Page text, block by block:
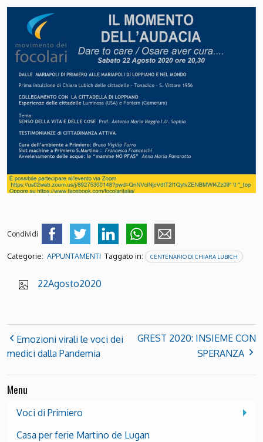
Condividi
Categorie: APPUNTAMENTI Taggato in: CENTENARIO DI CHIARA LUBICH
22Agosto2020
Emozioni virali le voci dei
medici dalla Pandemia
GREST 2020: INSIEME CON
SPERANZA
Menu
Voci di Primiero
Casa per ferie Martino de Lugan